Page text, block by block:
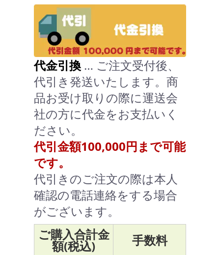
代金引換 … ご注文受付後、
代引き発送いたします。商
品お受け取りの際に運送会
社の方に代金をお支払いく
ださい。
代引金額100,000円まで可能
です。
代引きのご注文の際は本人
確認の電話連絡をする場合
がございます。
ご購入合計金
額(税込)
手数料